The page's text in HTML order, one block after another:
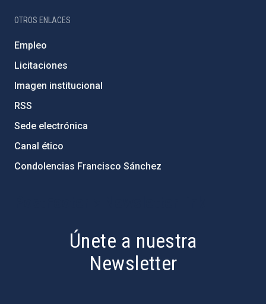
OTROS ENLACES
Empleo
Licitaciones
Imagen institucional
RSS
Sede electrónica
Canal ético
Condolencias Francisco Sánchez
Únete a nuestra
Newsletter